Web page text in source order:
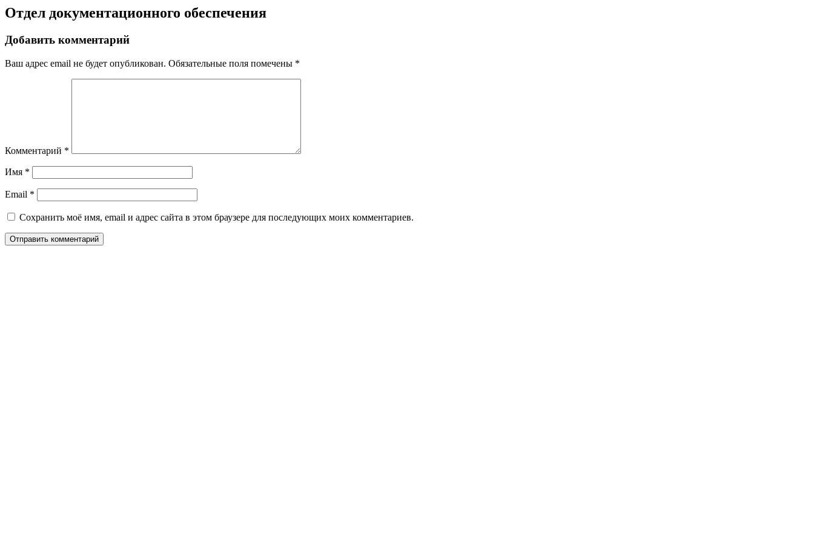
Отдел документационного обеспечения
Добавить комментарий
Ваш адрес email не будет опубликован. Обязательные поля помечены *
Комментарий *
Имя *
Email *
Сохранить моё имя, email и адрес сайта в этом браузере для последующих моих комментариев.